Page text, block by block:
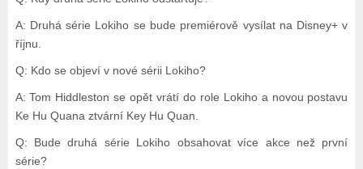
A: Druhá série Lokiho se bude premiérově vysílat na Disney+ v
říjnu.
Q: Kdo se objeví v nové sérii Lokiho?
A: Tom Hiddleston se opět vrátí do role Lokiho a novou postavu
Ke Hu Quana ztvární Key Hu Quan.
Q: Bude druhá série Lokiho obsahovat více akce než první
série?